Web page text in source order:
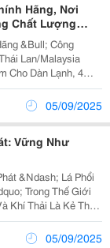
Hãng, Nơi
Chất Lượng
Cho Dàn Lạnh, 4
Lạnh Và...05/09/2025
Vững Như
&Ndash; Lá Phổi
Giới
Khí Thải Là Kẻ Thù
Phát Chính Là
Thanh Lọc Không...
05/09/2025